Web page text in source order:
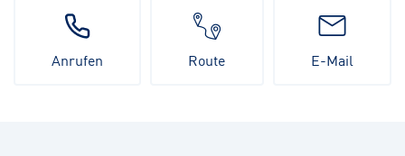
Anrufen Route E-Mail